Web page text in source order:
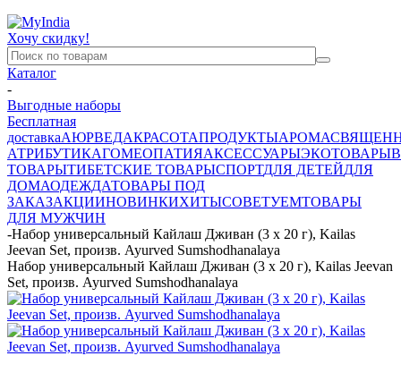
Хочу скидку!
Каталог
-
Выгодные наборы
Бесплатная
доставкаАЮРВЕДАКРАСОТАПРОДУКТЫАРОМА
АТРИБУТИКАГОМЕОПАТИЯАКСЕССУАРЫЭКОТОВАРЫ
ТОВАРЫТИБЕТСКИЕ ТОВАРЫСПОРТДЛЯ ДЕТЕЙДЛЯ
ДОМАОДЕЖДАТОВАРЫ ПОД
ЗАКАЗАКЦИИНОВИНКИХИТЫСОВЕТУЕМТОВАРЫ
ДЛЯ МУЖЧИН
-Набор универсальный Кайлаш Дживан (3 х 20 г), Kailas
Jeevan Set, произв. Ayurved Sumshodhanalaya
Набор универсальный Кайлаш Дживан (3 х 20 г), Kailas Jeevan
Set, произв. Ayurved Sumshodhanalaya